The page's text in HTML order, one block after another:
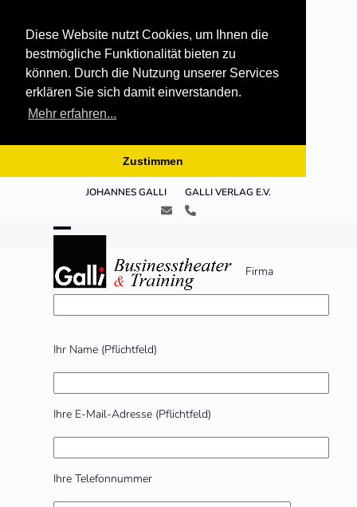
Diese Website nutzt Cookies, um Ihnen die
bestmögliche Funktionalität bieten zu
können. Durch die Nutzung unserer Services
erklären Sie sich damit einverstanden.
Mehr erfahren...
Zustimmen
JOHANNES GALLI GALLI VERLAG E.V.
E- Telefon
mobile
menu
mobile
menu
Firma
lasse
dieses
Ihr Name (Pflichtfeld)
Ihre E-Mail-Adresse (Pflichtfeld)
Ihre Telefonnummer